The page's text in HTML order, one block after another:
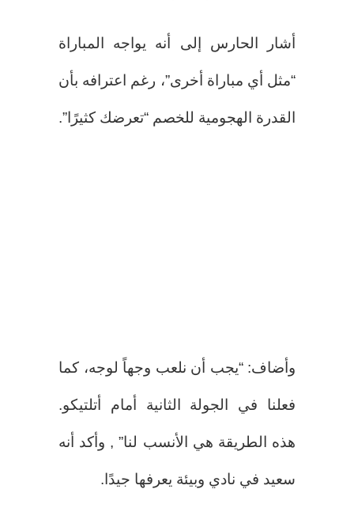
أشار الحارس إلى أنه يواجه المباراة
“مثل أي مباراة أخرى”، رغم اعترافه بأن
القدرة الهجومية للخصم “تعرضك كثيرًا”.
وأضاف: “يجب أن نلعب وجهاً لوجه، كما
فعلنا في الجولة الثانية أمام أتلتيكو.
هذه الطريقة هي الأنسب لنا” , وأكد أنه
سعيد في نادي وبيئة يعرفها جيدًا.